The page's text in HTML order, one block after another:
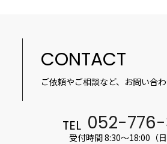
CONTACT
ご依頼やご相談など、お問い合
TEL 052-
受付時間 8:30～18:00（日